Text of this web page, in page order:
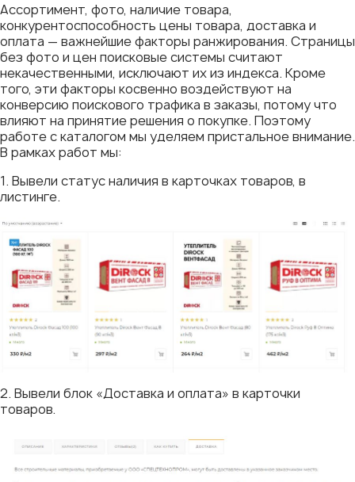
Ассортимент, фото, наличие товара,
конкурентоспособность цены товара, доставка и
оплата — важнейшие факторы ранжирования. Страницы
без фото и цен поисковые системы считают
некачественными, исключают их из индекса. Кроме
того, эти факторы косвенно воздействуют на
конверсию поискового трафика в заказы, потому что
влияют на принятие решения о покупке. Поэтому
работе с каталогом мы уделяем пристальное внимание.
В рамках работ мы:
1. Вывели статус наличия в карточках товаров, в
листинге.
2. Вывели блок «Доставка и оплата» в карточки
товаров.